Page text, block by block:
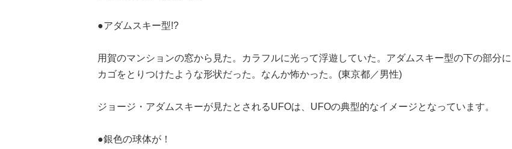
●アダムスキー型!?
用賀のマンションの窓から見た。カラフルに光って浮遊していた。アダムスキー型の下の部分に
カゴをとりつけたような形状だった。なんか怖かった。(東京都／男性)
ジョージ・アダムスキーが見たとされるUFOは、UFOの典型的なイメージとなっています。
●銀色の球体が！